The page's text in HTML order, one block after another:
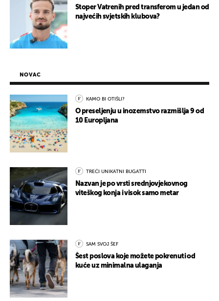
Stoper Vatrenih pred transferom u jedan od
najvećih svjetskih klubova?
NOVAC
KAMO BI OTIŠLI?
O preseljenju u inozemstvo razmišlja 9 od
10 Europljana
TREĆI UNIKATNI BUGATTI
Nazvan je po vrsti srednjovjekovnog
viteškog konja i visok samo metar
SAM SVOJ ŠEF
Šest poslova koje možete pokrenuti od
kuće uz minimalna ulaganja